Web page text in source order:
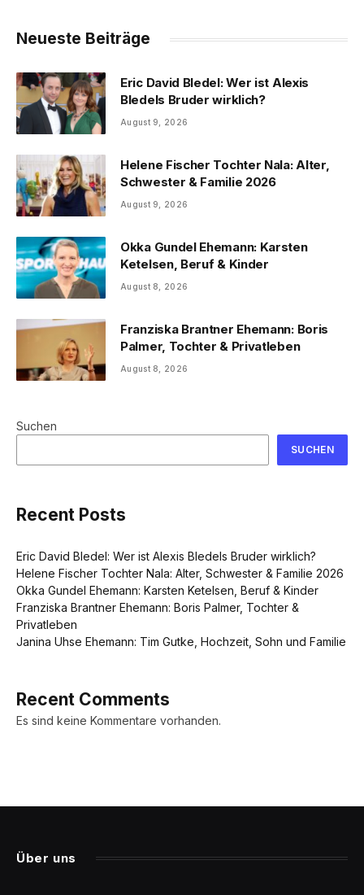
Neueste Beiträge
Eric David Bledel: Wer ist Alexis
Bledels Bruder wirklich?
August 9, 2026
Helene Fischer Tochter Nala: Alter,
Schwester & Familie 2026
August 9, 2026
Okka Gundel Ehemann: Karsten
Ketelsen, Beruf & Kinder
August 8, 2026
Franziska Brantner Ehemann: Boris
Palmer, Tochter & Privatleben
August 8, 2026
Suchen
SUCHEN
Recent Posts
Eric David Bledel: Wer ist Alexis Bledels Bruder wirklich?
Helene Fischer Tochter Nala: Alter, Schwester & Familie 2026
Okka Gundel Ehemann: Karsten Ketelsen, Beruf & Kinder
Franziska Brantner Ehemann: Boris Palmer, Tochter &
Privatleben
Janina Uhse Ehemann: Tim Gutke, Hochzeit, Sohn und Familie
Recent Comments
Es sind keine Kommentare vorhanden.
Über uns